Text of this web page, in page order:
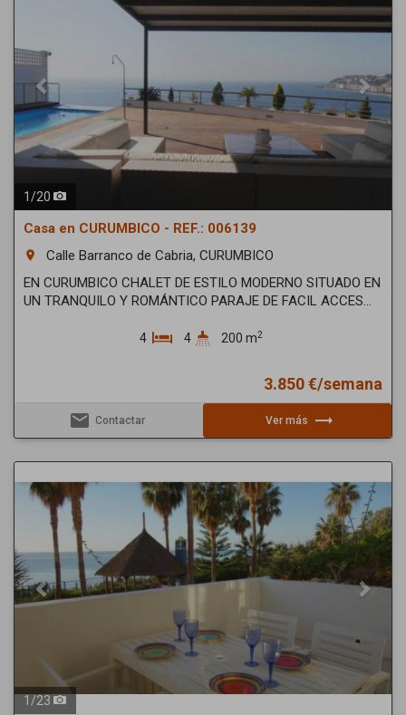
1/20
Casa en CURUMBICO - REF.: 006139
room
Calle Barranco de Cabria, CURUMBICO
EN CURUMBICO CHALET DE ESTILO MODERNO SITUADO EN
UN TRANQUILO Y ROMÁNTICO PARAJE DE FACIL ACCES...
4 4 200 m2
3.850 €/semana
email Contactar Ver más trending_flat
Next
1 /23